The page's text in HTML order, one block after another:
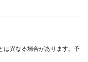
は異なる場合があります。予